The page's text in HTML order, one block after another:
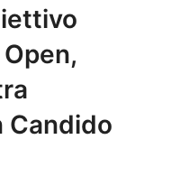
Candido